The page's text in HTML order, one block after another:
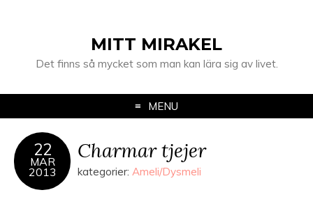
MITT MIRAKEL
Det finns så mycket som man kan lära sig av livet.
MENU
22
MAR
2013
Charmar tjejer
kategorier: Ameli/Dysmeli